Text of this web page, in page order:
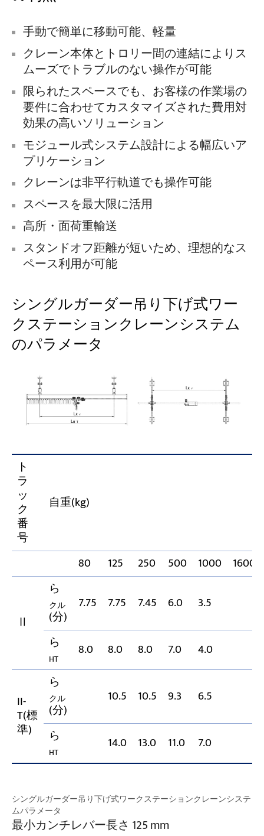
手動で簡単に移動可能、軽量
クレーン本体とトロリー間の連結によりス
ムーズでトラブルのない操作が可能
限られたスペースでも、お客様の作業場の
要件に合わせてカスタマイズされた費用対
効果の高いソリューション
モジュール式システム設計による幅広いア
プリケーション
クレーンは非平行軌道でも操作可能
スペースを最大限に活用
高所・面荷重輸送
スタンドオフ距離が短いため、理想的なス
ペース利用が可能
シングルガーダー吊り下げ式ワー
クステーションクレーンシステム
のパラメータ
ト
ラ
ッ
ク
番
号
自重(kg)
80 125 250 500 1000 1600
Ⅱ
ら
クル
(分)
7.75 7.75 7.45 6.0 3.5
ら
HT
8.0 8.0 8.0 7.0 4.0
II-
T(標
準)
ら
クル
(分)
10.5 10.5 9.3 6.5
ら
HT
14.0 13.0 11.0 7.0
シングルガーダー吊り下げ式ワークステーションクレーンシステ
ムパラメータ
最小カンチレバー長さ 125 mm